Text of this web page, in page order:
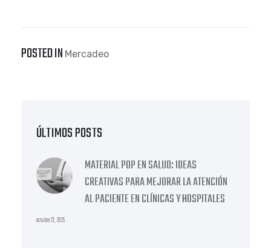
POSTED IN Mercadeo
ÚLTIMOS POSTS
MATERIAL POP EN SALUD: IDEAS
CREATIVAS PARA MEJORAR LA ATENCIÓN
AL PACIENTE EN CLÍNICAS Y HOSPITALES
octubre 21, 2025